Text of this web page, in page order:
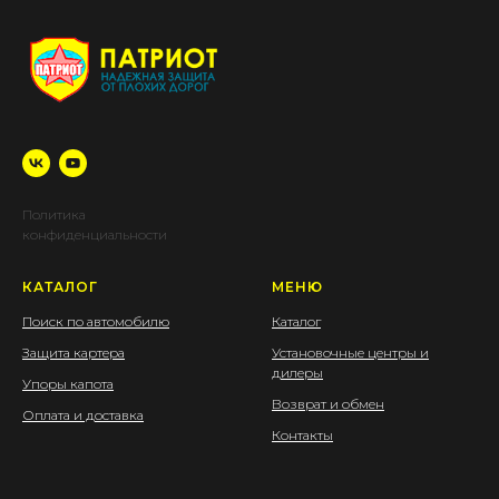
Политика
конфиденциальности
КАТАЛОГ
Поиск по автомобилю
Защита картера
Упоры капота
Оплата и доставка
МЕНЮ
Каталог
Установочные центры и
дилеры
Возврат и обмен
Контакты